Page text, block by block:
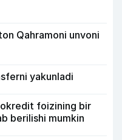
Qahramoni unvoni
yakunladi
foizining bir
berilishi mumkin